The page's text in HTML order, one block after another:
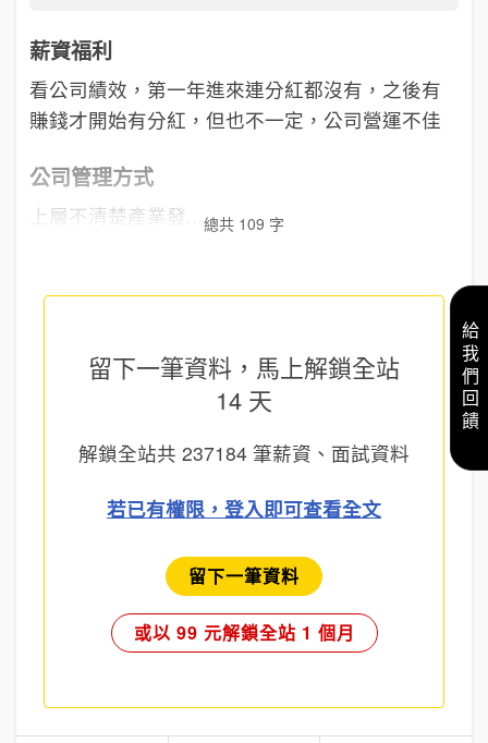
薪資福利
看公司績效，第一年進來連分紅都沒有，之後有
賺錢才開始有分紅，但也不一定，公司營運不佳
公司管理方式
上層不清楚產業發... 總共 109 字
留下一筆資料，馬上解鎖全站
14 天
解鎖全站共 237184 筆薪資、面試資料
若已有權限，登入即可查看全文
留下一筆資料
或以 99 元解鎖全站 1 個月
給我們回饋